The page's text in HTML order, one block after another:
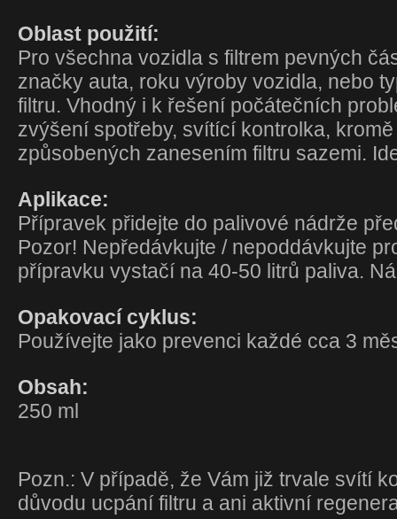
Oblast použití:
Pro všechna vozidla s filtrem pevných
značky auta, roku výroby vozidla, nebo
filtru. Vhodný i k řešení počátečních
zvýšení spotřeby, svítící kontrolka,
způsobených zanesením filtru sazemi.
Aplikace:
Přípravek přidejte do palivové nádrže
Pozor! Nepředávkujte / nepoddávkujte
přípravku vystačí na 40-50 litrů paliva.
Opakovací cyklus:
Používejte jako prevenci každé cca 3
Obsah:
250 ml
Pozn.: V případě, že Vám již trvale svítí
důvodu ucpání filtru a ani aktivní